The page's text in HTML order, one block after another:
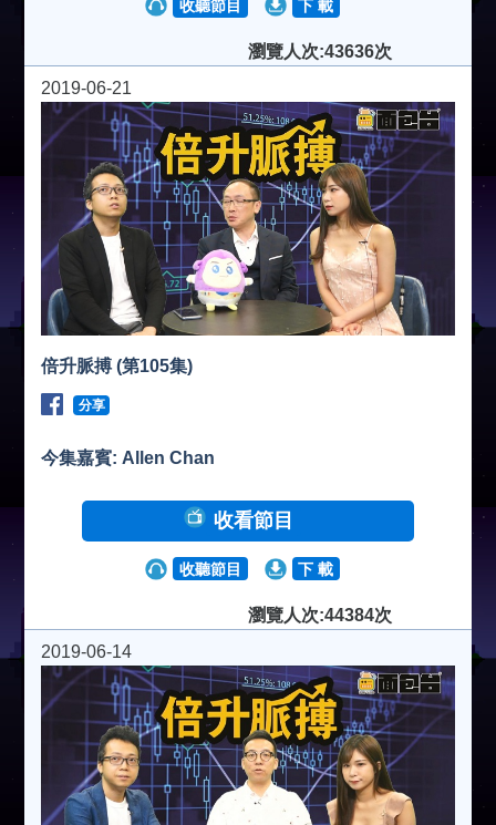
收聽節目 下 載
瀏覽人次:43636次
2019-06-21
倍升脈搏 (第105集)
分享
今集嘉賓: Allen Chan
收看節目
收聽節目 下 載
瀏覽人次:44384次
2019-06-14